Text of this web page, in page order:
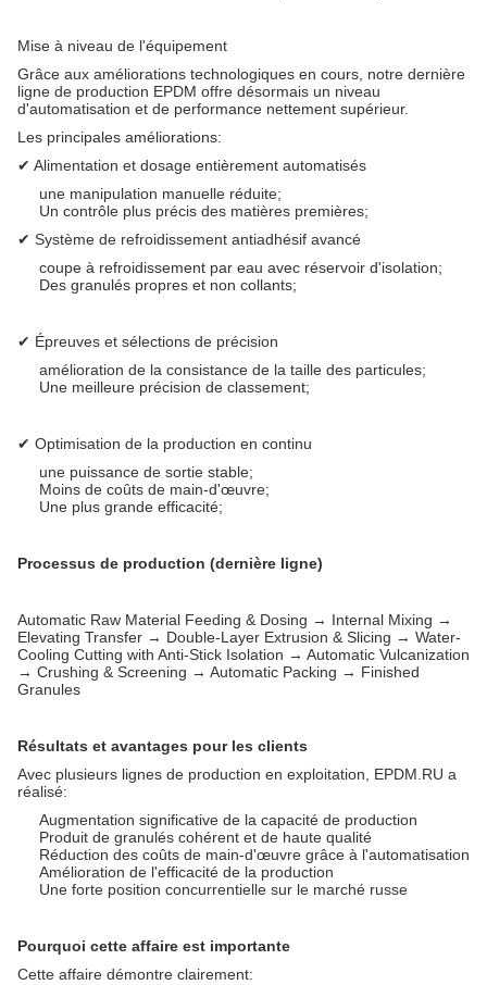
Mise à niveau de l'équipement
Grâce aux améliorations technologiques en cours, notre dernière
ligne de production EPDM offre désormais un niveau
d'automatisation et de performance nettement supérieur.
Les principales améliorations:
✔ Alimentation et dosage entièrement automatisés
une manipulation manuelle réduite;
Un contrôle plus précis des matières premières;
✔ Système de refroidissement antiadhésif avancé
coupe à refroidissement par eau avec réservoir d'isolation;
Des granulés propres et non collants;
✔ Épreuves et sélections de précision
amélioration de la consistance de la taille des particules;
Une meilleure précision de classement;
✔ Optimisation de la production en continu
une puissance de sortie stable;
Moins de coûts de main-d'œuvre;
Une plus grande efficacité;
Processus de production (dernière ligne)
Automatic Raw Material Feeding & Dosing → Internal Mixing →
Elevating Transfer → Double-Layer Extrusion & Slicing → Water-
Cooling Cutting with Anti-Stick Isolation → Automatic Vulcanization
→ Crushing & Screening → Automatic Packing → Finished
Granules
Résultats et avantages pour les clients
Avec plusieurs lignes de production en exploitation, EPDM.RU a
réalisé:
Augmentation significative de la capacité de production
Produit de granulés cohérent et de haute qualité
Réduction des coûts de main-d'œuvre grâce à l'automatisation
Amélioration de l'efficacité de la production
Une forte position concurrentielle sur le marché russe
Pourquoi cette affaire est importante
Cette affaire démontre clairement: